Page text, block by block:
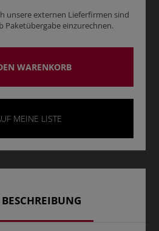
unsere externen Lieferfirmen sind
Paketübergabe einzurechnen.
WARENKORB
MEINE LISTE
BESCHREIBUNG